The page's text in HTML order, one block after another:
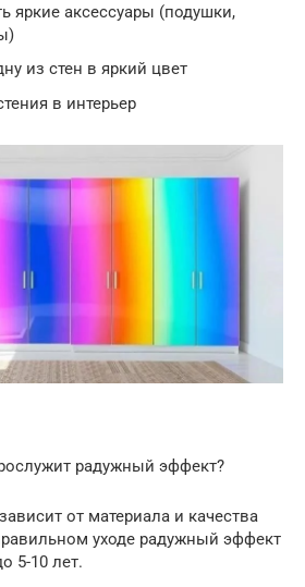
яркие аксессуары (подушки,
из стен в яркий цвет
в интерьер
радужный эффект?
от материала и качества
уходе радужный эффект
5-10 лет.